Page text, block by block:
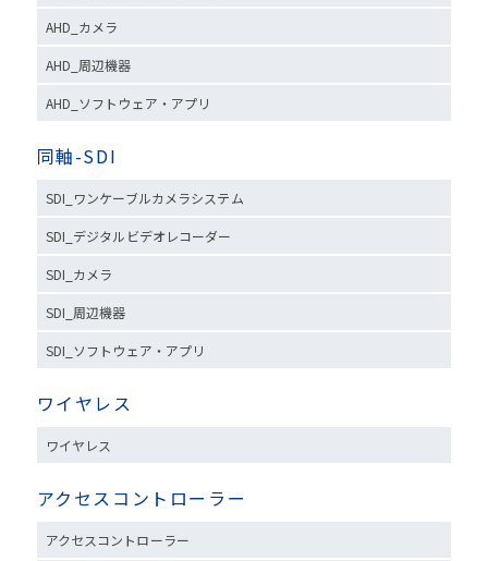
AHD_カメラ
AHD_周辺機器
AHD_ソフトウェア・アプリ
同軸-SDI
SDI_ワンケーブルカメラシステム
SDI_デジタルビデオレコーダー
SDI_カメラ
SDI_周辺機器
SDI_ソフトウェア・アプリ
ワイヤレス
ワイヤレス
アクセスコントローラー
アクセスコントローラー